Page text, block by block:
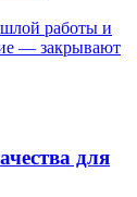
работы и
— закрывают
для